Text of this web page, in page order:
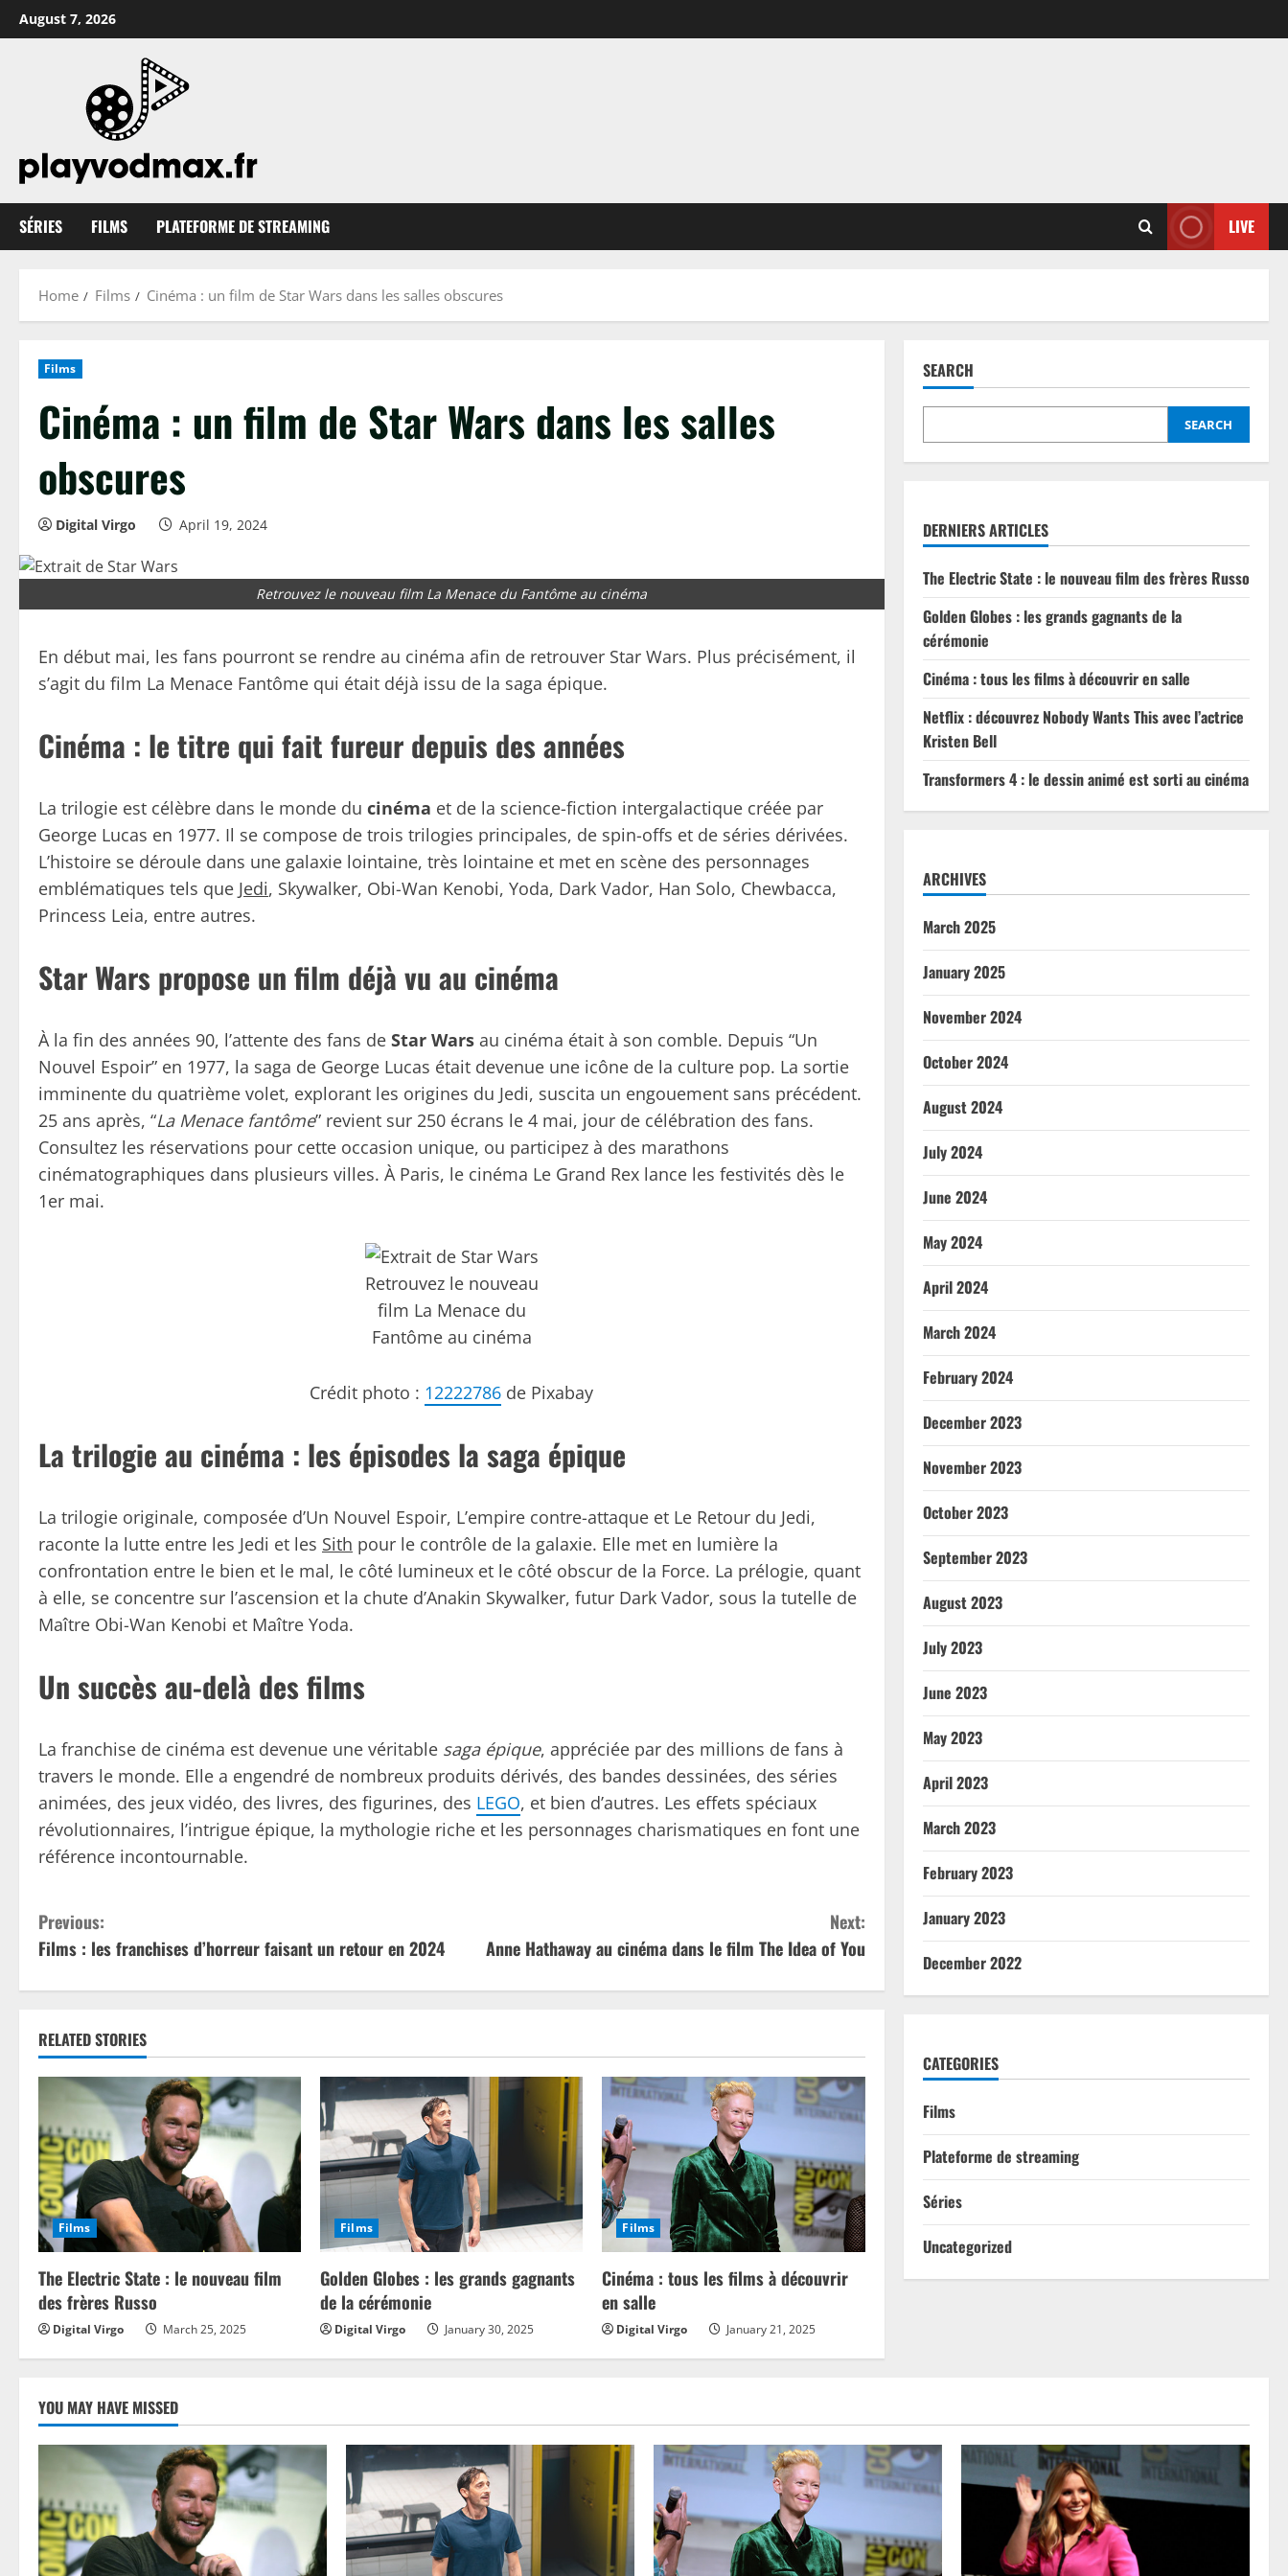
Skip
to
August 7, 2026
SÉRIES FILMS PLATEFORME DE STREAMING LIVE
Home Films Cinéma : un film de Star Wars dans les salles obscures
Films
Cinéma : un film de Star Wars dans les salles
obscures
Digital Virgo April 19, 2024
Retrouvez le nouveau film La Menace du Fantôme au cinéma
En début mai, les fans pourront se rendre au cinéma afin de retrouver Star Wars. Plus précisément, il
s’agit du film La Menace Fantôme qui était déjà issu de la saga épique.
Cinéma : le titre qui fait fureur depuis des années
La trilogie est célèbre dans le monde du cinéma et de la science-fiction intergalactique créée par
George Lucas en 1977. Il se compose de trois trilogies principales, de spin-offs et de séries dérivées.
L’histoire se déroule dans une galaxie lointaine, très lointaine et met en scène des personnages
emblématiques tels que Jedi, Skywalker, Obi-Wan Kenobi, Yoda, Dark Vador, Han Solo, Chewbacca,
Princess Leia, entre autres.
Star Wars propose un film déjà vu au cinéma
À la fin des années 90, l’attente des fans de Star Wars au cinéma était à son comble. Depuis “Un
Nouvel Espoir” en 1977, la saga de George Lucas était devenue une icône de la culture pop. La sortie
imminente du quatrième volet, explorant les origines du Jedi, suscita un engouement sans précédent.
25 ans après, “La Menace fantôme” revient sur 250 écrans le 4 mai, jour de célébration des fans.
Consultez les réservations pour cette occasion unique, ou participez à des marathons
cinématographiques dans plusieurs villes. À Paris, le cinéma Le Grand Rex lance les festivités dès le
1er mai.
Retrouvez le nouveau
film La Menace du
Fantôme au cinéma
Crédit photo : 12222786 de Pixabay
La trilogie au cinéma : les épisodes la saga épique
La trilogie originale, composée d’Un Nouvel Espoir, L’empire contre-attaque et Le Retour du Jedi,
raconte la lutte entre les Jedi et les Sith pour le contrôle de la galaxie. Elle met en lumière la
confrontation entre le bien et le mal, le côté lumineux et le côté obscur de la Force. La prélogie, quant
à elle, se concentre sur l’ascension et la chute d’Anakin Skywalker, futur Dark Vador, sous la tutelle de
Maître Obi-Wan Kenobi et Maître Yoda.
Un succès au-delà des films
La franchise de cinéma est devenue une véritable saga épique, appréciée par des millions de fans à
travers le monde. Elle a engendré de nombreux produits dérivés, des bandes dessinées, des séries
animées, des jeux vidéo, des livres, des figurines, des LEGO, et bien d’autres. Les effets spéciaux
révolutionnaires, l’intrigue épique, la mythologie riche et les personnages charismatiques en font une
référence incontournable.
C
o
n
t
i
n
u
e
R
e
a
d
i
n
g
Previous:
Films : les franchises d’horreur faisant un retour en 2024
Next:
Anne Hathaway au cinéma dans le film The Idea of You
RELATED STORIES
Films
The Electric State : le nouveau film
des frères Russo
Digital Virgo March 25, 2025
Films
Golden Globes : les grands gagnants
de la cérémonie
Digital Virgo January 30, 2025
Films
Cinéma : tous les films à découvrir
en salle
Digital Virgo January 21, 2025
SEARCH
SEARCH
DERNIERS ARTICLES
The Electric State : le nouveau film des frères Russo
Golden Globes : les grands gagnants de la
cérémonie
Cinéma : tous les films à découvrir en salle
Netflix : découvrez Nobody Wants This avec l’actrice
Kristen Bell
Transformers 4 : le dessin animé est sorti au cinéma
ARCHIVES
March 2025
January 2025
November 2024
October 2024
August 2024
July 2024
June 2024
May 2024
April 2024
March 2024
February 2024
December 2023
November 2023
October 2023
September 2023
August 2023
July 2023
June 2023
May 2023
April 2023
March 2023
February 2023
January 2023
December 2022
CATEGORIES
Films
Plateforme de streaming
Séries
Uncategorized
YOU MAY HAVE MISSED